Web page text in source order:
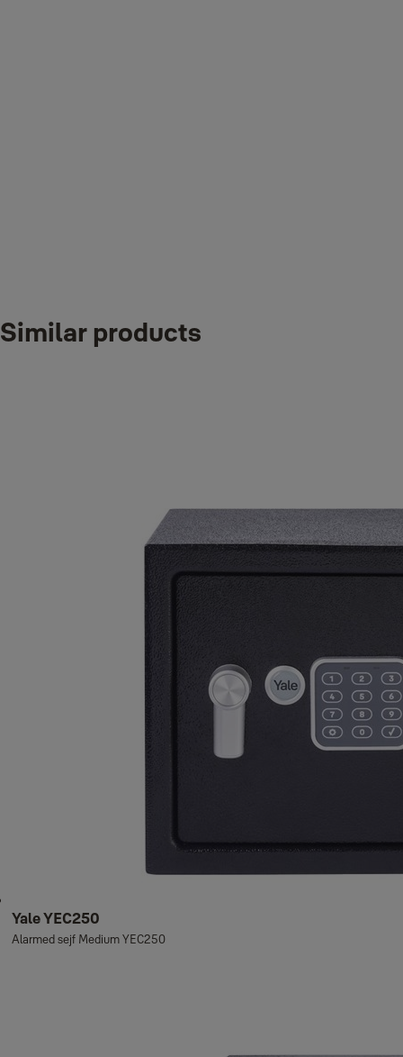
Similar products
Yale YEC250
Alarmed sejf Medium YEC250